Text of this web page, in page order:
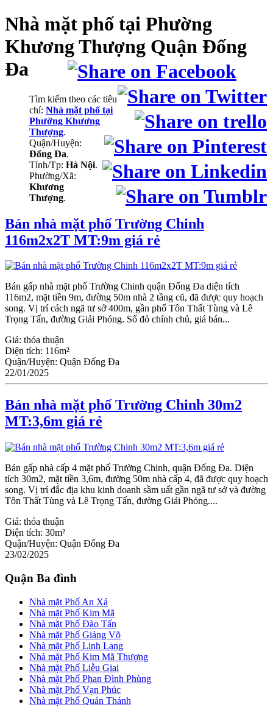
Nhà mặt phố tại Phường
Khương Thượng Quận Đống
Đa
Tìm kiếm theo các tiêu
chí: Nhà mặt phố tại
Phường Khương
Thượng.
Quận/Huyện:
Đống Đa.
Tỉnh/Tp: Hà Nội.
Phường/Xã:
Khương
Thượng.
Bán nhà mặt phố Trường Chinh
116m2x2T MT:9m giá rẻ
Bán gấp nhà mặt phố Trường Chinh quận Đống Đa diện tích
116m2, mặt tiền 9m, đường 50m nhà 2 tầng cũ, đã được quy hoạch
song. Vị trí cách ngã tư sở 400m, gần phố Tôn Thất Tùng và Lê
Trọng Tấn, đường Giải Phóng. Sổ đỏ chính chủ, giá bán...
Giá: thỏa thuận
Diện tích: 116m²
Quận/Huyện: Quận Đống Đa
22/01/2025
Bán nhà mặt phố Trường Chinh 30m2
MT:3,6m giá rẻ
Bán gấp nhà cấp 4 mặt phố Trường Chinh, quận Đống Đa. Diện
tích 30m2, mặt tiền 3,6m, đường 50m nhà cấp 4, đã được quy hoạch
song. Vị trí đắc địa khu kinh doanh sầm uất gần ngã tư sở và đường
Tôn Thất Tùng và Lê Trọng Tấn, đường Giải Phóng....
Giá: thỏa thuận
Diện tích: 30m²
Quận/Huyện: Quận Đống Đa
23/02/2025
Quận Ba đình
Nhà mặt Phố An Xá
Nhà mặt Phố Kim Mã
Nhà mặt Phố Đào Tấn
Nhà mặt Phố Giảng Võ
Nhà mặt Phố Linh Lang
Nhà mặt Phố Kim Mã Thượng
Nhà mặt Phố Liễu Giai
Nhà mặt Phố Phan Đình Phùng
Nhà mặt Phố Vạn Phúc
Nhà mặt Phố Quán Thánh